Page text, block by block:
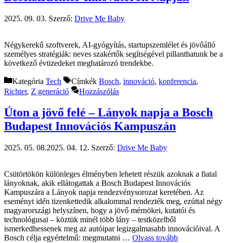
2025. 09. 03. Szerző: Drive Me Baby
Négykerekű szoftverek, AI-gyógyítás, startupszemlélet és jövőálló
személyes stratégiák: neves szakértők segítségével pillanthatunk be a
következő évtizedeket meghatározó trendekbe.
Kategória Tech Címkék Bosch, innováció, konferencia,
Richter, Z generáció Hozzászólás
Úton a jövő felé – Lányok napja a Bosch
Budapest Innovációs Kampuszán
2025. 05. 08.2025. 04. 12. Szerző: Drive Me Baby
Csütörtökön különleges élményben lehetett részük azoknak a fiatal
lányoknak, akik ellátogattak a Bosch Budapest Innovációs
Kampuszára a Lányok napja rendezvénysorozat keretében. Az
eseményt idén tizenkettedik alkalommal rendezték meg, ezúttal négy
magyarországi helyszínen, hogy a jövő mérnökei, kutatói és
technológusai – köztük minél több lány – testközelből
ismerkedhessenek meg az autóipar legizgalmasabb innovációival. A
Bosch célja egyértelmű: megmutatni … Olvass tovább